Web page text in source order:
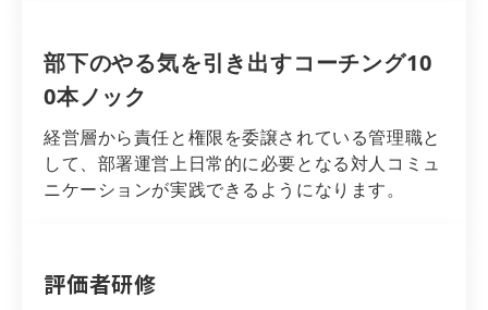
部下のやる気を引き出すコーチング10
0本ノック
経営層から責任と権限を委譲されている管理職と
して、部署運営上日常的に必要となる対人コミュ
ニケーションが実践できるようになります。
評価者研修